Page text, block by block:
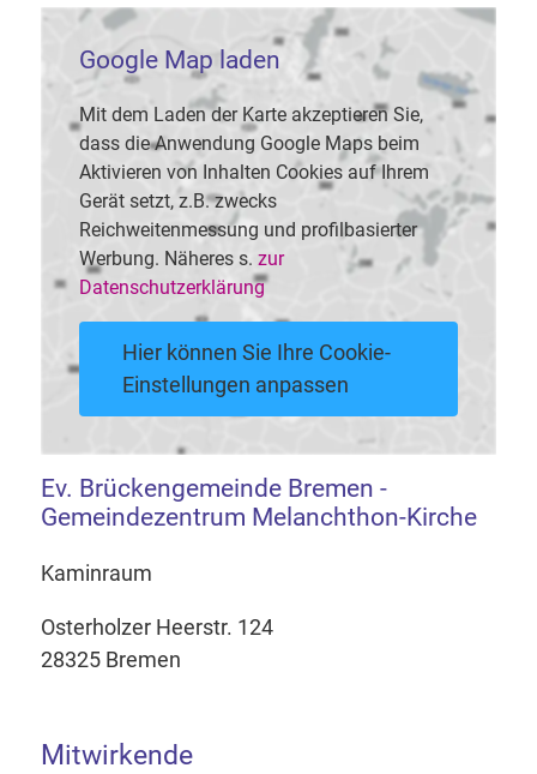
Google Map laden
Mit dem Laden der Karte akzeptieren Sie,
dass die Anwendung Google Maps beim
Aktivieren von Inhalten Cookies auf Ihrem
Gerät setzt, z.B. zwecks
Reichweitenmessung und profilbasierter
Werbung. Näheres s. zur
Datenschutzerklärung
Hier können Sie Ihre Cookie-
Einstellungen anpassen
Ev. Brückengemeinde Bremen -
Gemeindezentrum Melanchthon-Kirche
Kaminraum
Osterholzer Heerstr. 124
28325 Bremen
Mitwirkende